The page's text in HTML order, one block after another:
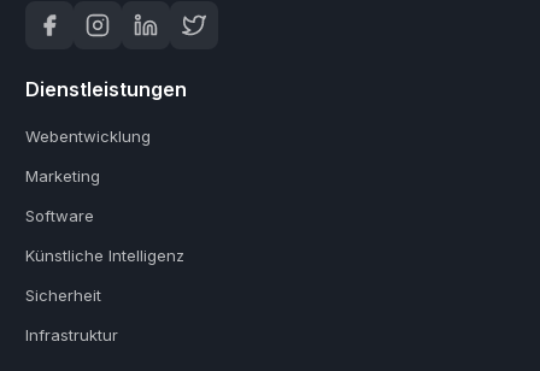
Dienstleistungen
Webentwicklung
Marketing
Software
Künstliche Intelligenz
Sicherheit
Infrastruktur